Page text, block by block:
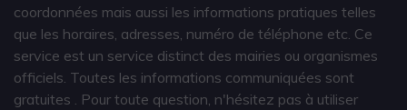
coordonnées mais aussi les informations pratiques telles
que les horaires, adresses, numéro de téléphone etc. Ce
service est un service distinct des mairies ou organismes
officiels. Toutes les informations communiquées sont
gratuites
. Pour toute question, n'hésitez pas à utiliser